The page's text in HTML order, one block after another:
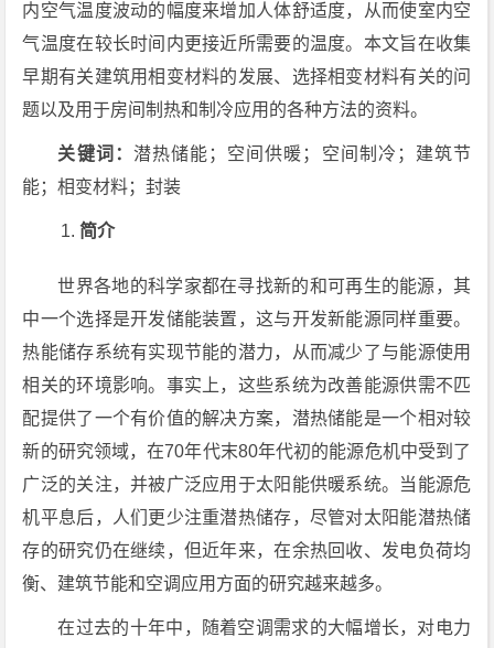
内空气温度波动的幅度来增加人体舒适度，从而使室内空
气温度在较长时间内更接近所需要的温度。本文旨在收集
早期有关建筑用相变材料的发展、选择相变材料有关的问
题以及用于房间制热和制冷应用的各种方法的资料。
关键词： 潜热储能；空间供暖；空间制冷；建筑节
能；相变材料；封装
简介
世界各地的科学家都在寻找新的和可再生的能源，其
中一个选择是开发储能装置，这与开发新能源同样重要。
热能储存系统有实现节能的潜力，从而减少了与能源使用
相关的环境影响。事实上，这些系统为改善能源供需不匹
配提供了一个有价值的解决方案，潜热储能是一个相对较
新的研究领域，在70年代末80年代初的能源危机中受到了
广泛的关注，并被广泛应用于太阳能供暖系统。当能源危
机平息后，人们更少注重潜热储存，尽管对太阳能潜热储
存的研究仍在继续，但近年来，在余热回收、发电负荷均
衡、建筑节能和空调应用方面的研究越来越多。
在过去的十年中，随着空调需求的大幅增长，对电力